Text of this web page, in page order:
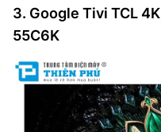
3. Google Tivi TCL
55C6K